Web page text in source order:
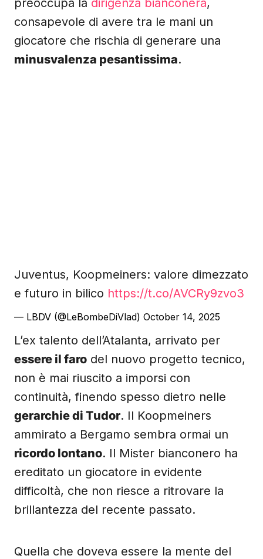
preoccupa la dirigenza bianconera,
consapevole di avere tra le mani un
giocatore che rischia di generare una
minusvalenza pesantissima.
Juventus, Koopmeiners: valore dimezzato
e futuro in bilico https://t.co/AVCRy9zvo3
— LBDV (@LeBombeDiVlad) October 14, 2025
L’ex talento dell’Atalanta, arrivato per
essere il faro del nuovo progetto tecnico,
non è mai riuscito a imporsi con
continuità, finendo spesso dietro nelle
gerarchie di Tudor. Il Koopmeiners
ammirato a Bergamo sembra ormai un
ricordo lontano. Il Mister bianconero ha
ereditato un giocatore in evidente
difficoltà, che non riesce a ritrovare la
brillantezza del recente passato.
Quella che doveva essere la mente del